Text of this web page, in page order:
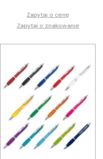
Zapytaj o cenę
Zapytaj o znakowanie